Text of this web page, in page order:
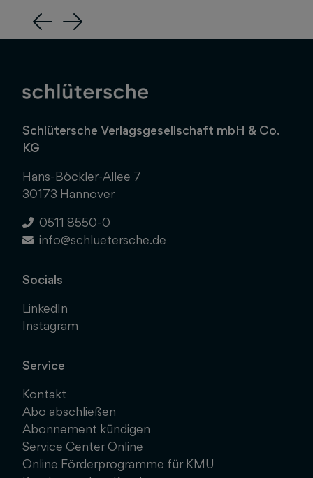
Previous
Next
Schlütersche Verlagsgesellschaft mbH & Co.
KG
Hans-Böckler-Allee 7
30173 Hannover
0511 8550-0
info@schluetersche.de
Socials
LinkedIn
Instagram
Service
Kontakt
Abo abschließen
Abonnement kündigen
Service Center Online
Online Förderprogramme für KMU